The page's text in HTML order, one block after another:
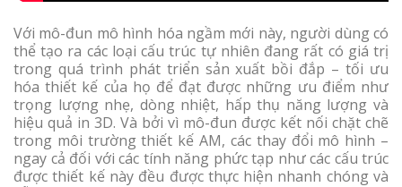
Với mô-đun mô hình hóa ngầm mới này, người dùng có
thể tạo ra các loại cấu trúc tự nhiên đang rất có giá trị
trong quá trình phát triển sản xuất bồi đắp – tối ưu
hóa thiết kế của họ để đạt được những ưu điểm như
trọng lượng nhẹ, dòng nhiệt, hấp thụ năng lượng và
hiệu quả in 3D. Và bởi vì mô-đun được kết nối chặt chẽ
trong môi trường thiết kế AM, các thay đổi mô hình –
ngay cả đối với các tính năng phức tạp như các cấu trúc
được thiết kế này đều được thực hiện nhanh chóng và